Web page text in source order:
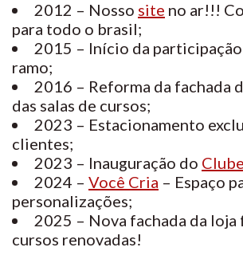
2012 – Nosso site no ar!!!
para todo o brasil;
2015 – Início da
ramo;
2016 – Reforma da fachada
das salas de cursos;
2023 – Estacionamento
clientes;
2023 – Inauguração do
2024 – Você Cria – Espaço
personalizações;
2025 – Nova fachada da loja
cursos renovadas!